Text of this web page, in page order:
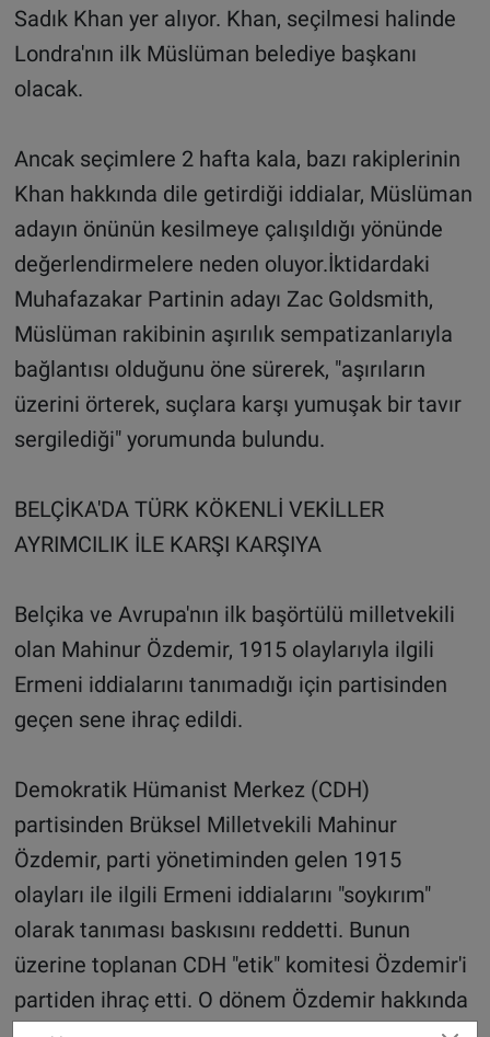
Sadık Khan yer alıyor. Khan, seçilmesi halinde
Londra'nın ilk Müslüman belediye başkanı
olacak.
Ancak seçimlere 2 hafta kala, bazı rakiplerinin
Khan hakkında dile getirdiği iddialar, Müslüman
adayın önünün kesilmeye çalışıldığı yönünde
değerlendirmelere neden oluyor.İktidardaki
Muhafazakar Partinin adayı Zac Goldsmith,
Müslüman rakibinin aşırılık sempatizanlarıyla
bağlantısı olduğunu öne sürerek, "aşırıların
üzerini örterek, suçlara karşı yumuşak bir tavır
sergilediği" yorumunda bulundu.
BELÇİKA'DA TÜRK KÖKENLİ VEKİLLER
AYRIMCILIK İLE KARŞI KARŞIYA
Belçika ve Avrupa'nın ilk başörtülü milletvekili
olan Mahinur Özdemir, 1915 olaylarıyla ilgili
Ermeni iddialarını tanımadığı için partisinden
geçen sene ihraç edildi.
Demokratik Hümanist Merkez (CDH)
partisinden Brüksel Milletvekili Mahinur
Özdemir, parti yönetiminden gelen 1915
olayları ile ilgili Ermeni iddialarını "soykırım"
olarak tanıması baskısını reddetti. Bunun
üzerine toplanan CDH "etik" komitesi Özdemir'i
partiden ihraç etti. O dönem Özdemir hakkında